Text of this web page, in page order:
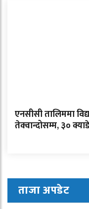
एनसीसी तालिममा
तेक्वान्दोसम्म, ३०
ताजा अपडेट